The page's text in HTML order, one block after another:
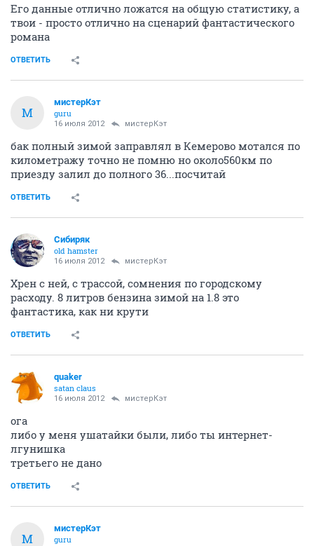
Его данные отлично ложатся на общую статистику, а
твои - просто отлично на сценарий фантастического
романа
ОТВЕТИТЬ
М
мистерКэт
guru
16 июля 2012 мистерКэт
бак полный зимой заправлял в Кемерово мотался по
километражу точно не помню но около560км по
приезду залил до полного 36...посчитай
ОТВЕТИТЬ
Сибиряк
old hamster
16 июля 2012 мистерКэт
Хрен с ней, с трассой, сомнения по городскому
расходу. 8 литров бензина зимой на 1.8 это
фантастика, как ни крути
ОТВЕТИТЬ
quaker
satan claus
16 июля 2012 мистерКэт
ога
либо у меня ушатайки были, либо ты интернет-
лгунишка
третьего не дано
ОТВЕТИТЬ
М
мистерКэт
guru